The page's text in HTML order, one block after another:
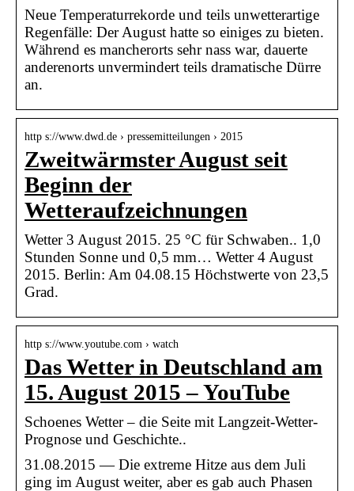
Neue Temperaturrekorde und teils unwetterartige
Regenfälle: Der August hatte so einiges zu bieten.
Während es mancherorts sehr nass war, dauerte
anderenorts unvermindert teils dramatische Dürre
an.
http s://www.dwd.de › pressemitteilungen › 2015
Zweitwärmster August seit
Beginn der
Wetteraufzeichnungen
Wetter 3 August 2015. 25 °C für Schwaben.. 1,0
Stunden Sonne und 0,5 mm… Wetter 4 August
2015. Berlin: Am 04.08.15 Höchstwerte von 23,5
Grad.
http s://www.youtube.com › watch
Das Wetter in Deutschland am
15. August 2015 – YouTube
Schoenes Wetter – die Seite mit Langzeit-Wetter-
Prognose und Geschichte..
31.08.2015 — Die extreme Hitze aus dem Juli
ging im August weiter, aber es gab auch Phasen